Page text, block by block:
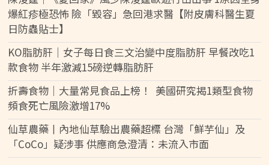
爆紅疹極恐怖 險「毀容」急回港求醫【附皮膚科醫生夏
日防蟲貼士】
KO脂肪肝｜女子每日食三文治變中度脂肪肝 早餐改吃1
款食物 半年激減15磅逆轉脂肪肝
折壽食物｜大量常見食品上榜！ 美國研究揭1類型食物
頻食死亡風險激增17%
仙草農藥丨內地仙草驗出農藥超標 台灣「鮮芋仙」及
「CoCo」疑涉事 供應商急澄清：未流入市面